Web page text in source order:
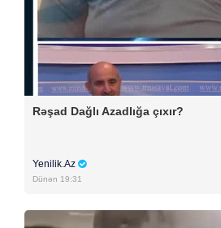
Rəşad Dağlı Azadlığa çıxır?
Yenilik.Az
Dünən 19:31